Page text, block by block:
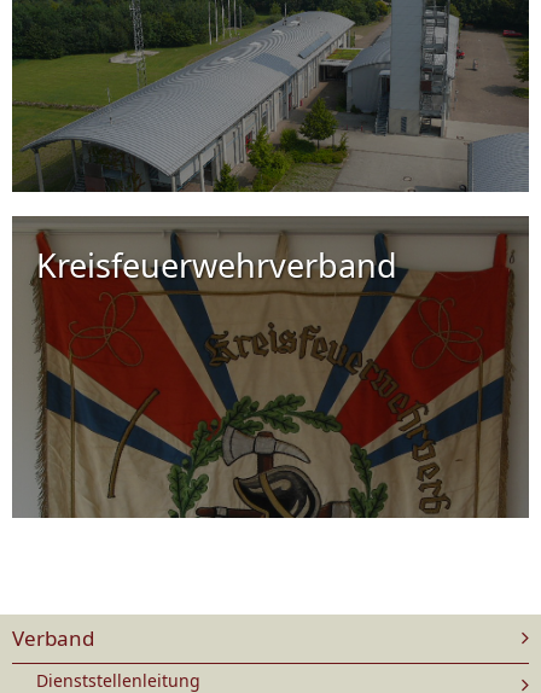
Kreisfeuerwehrverband
Verband
Dienststellenleitung